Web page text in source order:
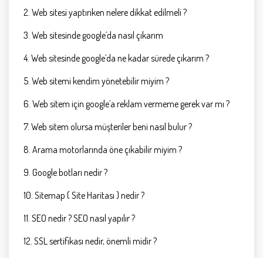
2. Web sitesi yaptırıken nelere dikkat edilmeli ?
3. Web sitesinde google´da nasıl çıkarım
4. Web sitesinde google´da ne kadar sürede çıkarım ?
5. Web sitemi kendim yönetebilir miyim ?
6. Web sitem için google´a reklam vermeme gerek var mı ?
7. Web sitem olursa müşteriler beni nasıl bulur ?
8. Arama motorlarında öne çıkabilir miyim ?
9. Google botları nedir ?
10. Sitemap ( Site Haritası ) nedir ?
11. SEO nedir ? SEO nasıl yapılır ?
12. SSL sertifikası nedir, önemli midir ?